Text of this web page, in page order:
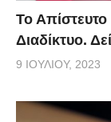
Το Απίστευτο
Διαδίκτυο.
9 ΙΟΥΛΊΟΥ, 2023